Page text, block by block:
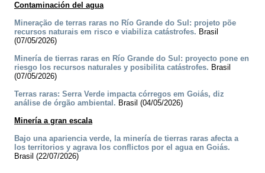
Contaminación del agua
Mineração de terras raras no Río Grande do Sul: projeto põe
recursos naturais em risco e viabiliza catástrofes. Brasil
(07/05/2026)
Minería de tierras raras en Río Grande do Sul: proyecto pone en
riesgo los recursos naturales y posibilita catástrofes. Brasil
(07/05/2026)
Terras raras: Serra Verde impacta córregos em Goiás, diz
análise de órgão ambiental. Brasil (04/05/2026)
Minería a gran escala
Bajo una apariencia verde, la minería de tierras raras afecta a
los territorios y agrava los conflictos por el agua en Goiás.
Brasil (22/07/2026)